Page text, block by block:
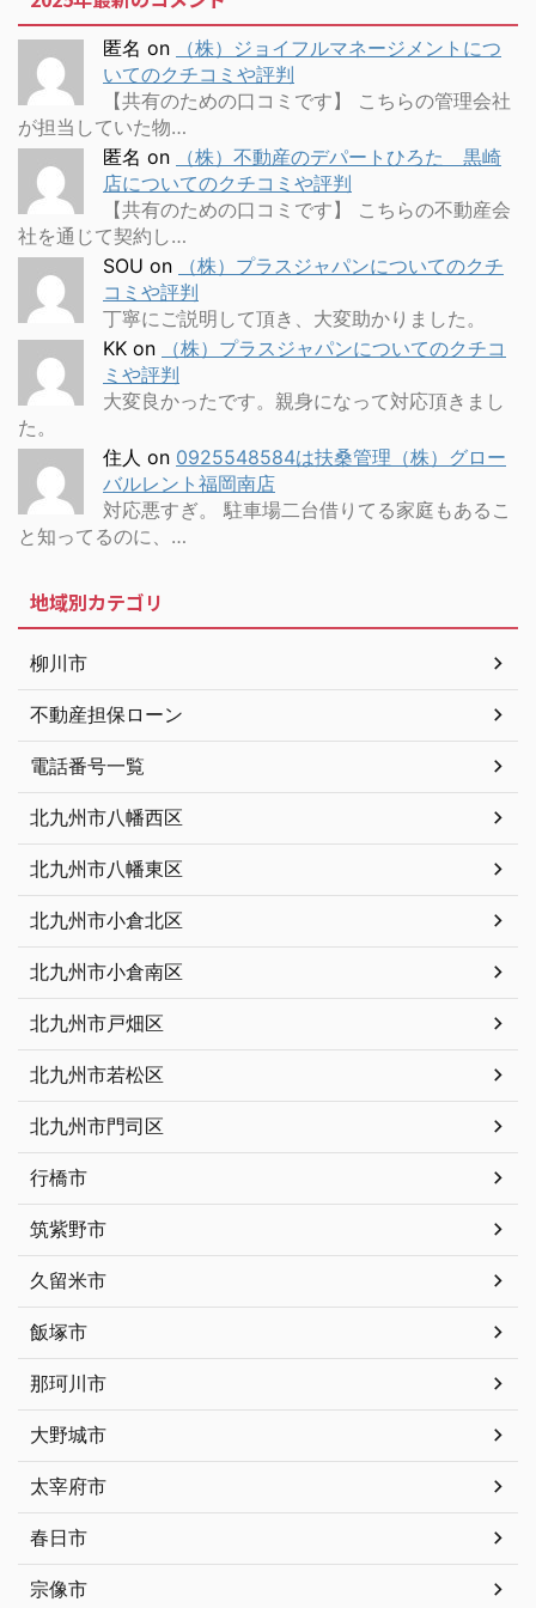
匿名 on
（株）ジョイフルマネージメントにつ
いてのクチコミや評判
【共有のための口コミです】 こちらの管理会社
が担当していた物…
匿名 on
（株）不動産のデパートひろた 黒崎
店についてのクチコミや評判
【共有のための口コミです】 こちらの不動産会
社を通じて契約し…
SOU on
（株）プラスジャパンについてのクチ
コミや評判
丁寧にご説明して頂き、大変助かりました。
KK on
（株）プラスジャパンについてのクチコ
ミや評判
大変良かったです。親身になって対応頂きまし
た。
住人 on 0925548584は扶桑管理（株）グロー
バルレント福岡南店
対応悪すぎ。 駐車場二台借りてる家庭もあるこ
と知ってるのに、…
地域別カテゴリ
柳川市
不動産担保ローン
電話番号一覧
北九州市八幡西区
北九州市八幡東区
北九州市小倉北区
北九州市小倉南区
北九州市戸畑区
北九州市若松区
北九州市門司区
行橋市
筑紫野市
久留米市
飯塚市
那珂川市
大野城市
太宰府市
春日市
宗像市